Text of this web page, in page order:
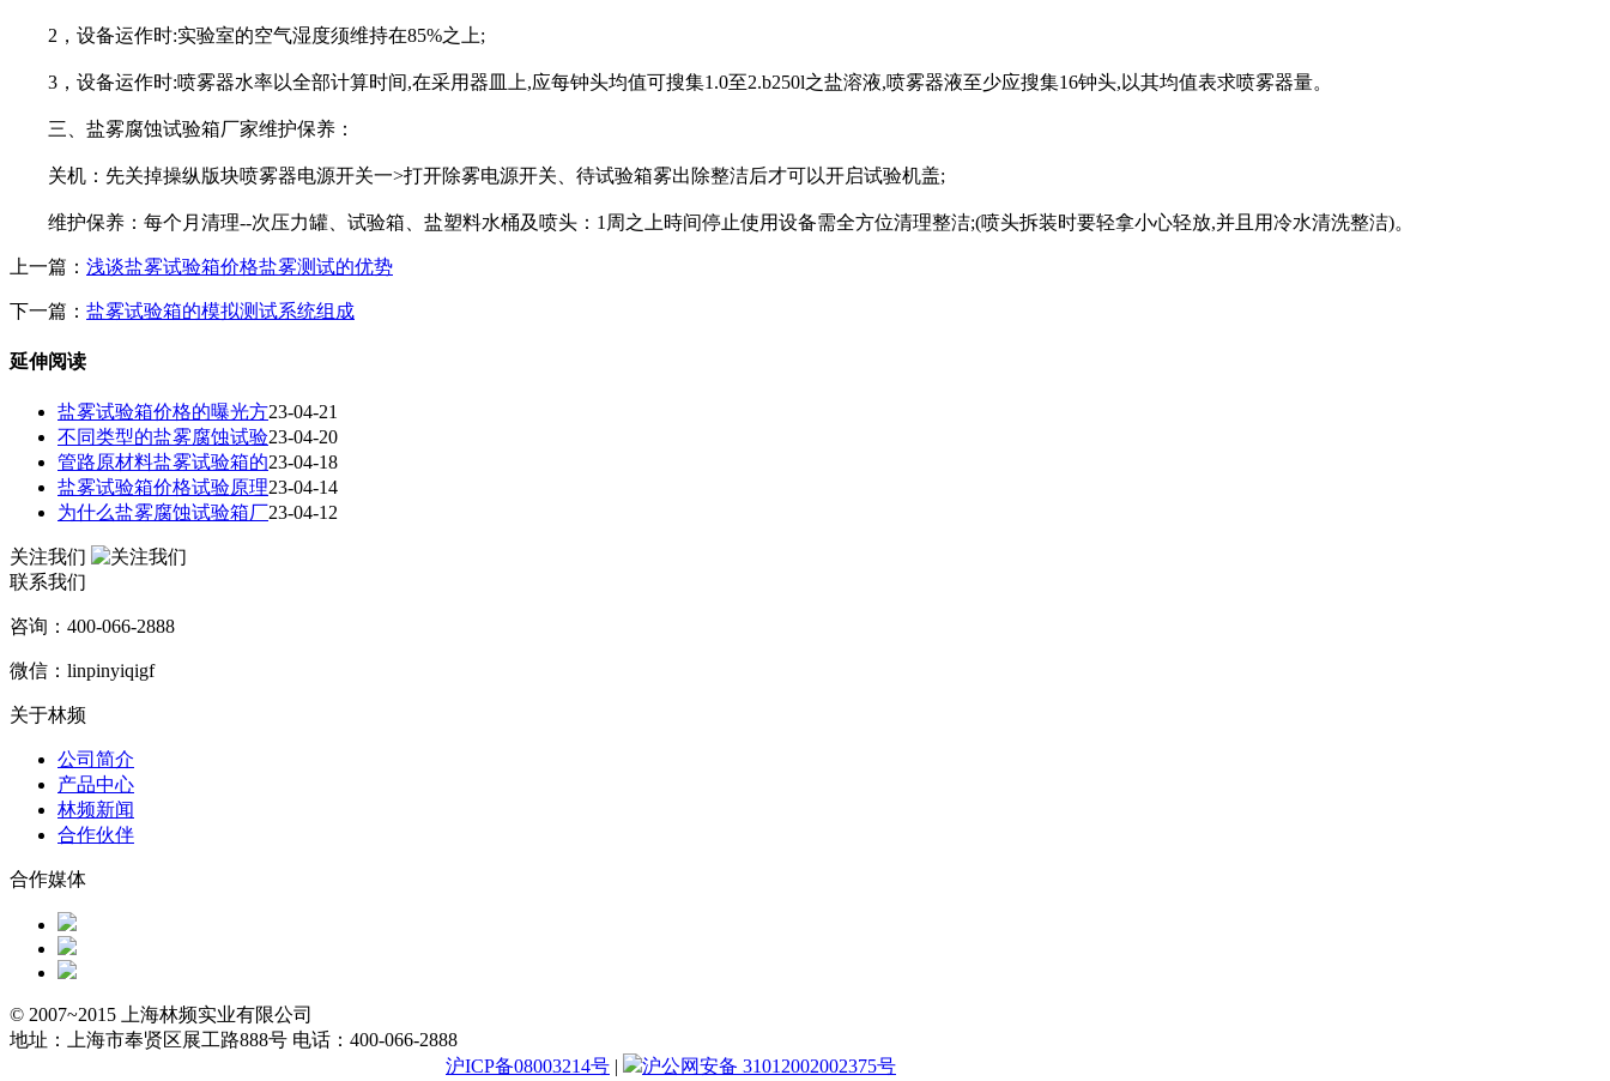
2，设备运作时:实验室的空气湿度须维持在85%之上;
3，设备运作时:喷雾器水率以全部计算时间,在采用器皿上,应每钟头均值可搜集1.0至2.b250l之盐溶液,喷雾器液至少应搜集16钟头,以其均值表求喷雾器量。
三、盐雾腐蚀试验箱厂家维护保养：
关机：先关掉操纵版块喷雾器电源开关一>打开除雾电源开关、待试验箱雾出除整洁后才可以开启试验机盖;
维护保养：每个月清理--次压力罐、试验箱、盐塑料水桶及喷头：1周之上時间停止使用设备需全方位清理整洁;(喷头拆装时要轻拿小心轻放,并且用冷水清洗整洁)。
上一篇： 浅谈盐雾试验箱价格盐雾测试的优势
下一篇： 盐雾试验箱的模拟测试系统组成
延伸阅读
盐雾试验箱价格的曝光方23-04-21
不同类型的盐雾腐蚀试验23-04-20
管路原材料盐雾试验箱的23-04-18
盐雾试验箱价格试验原理23-04-14
为什么盐雾腐蚀试验箱厂23-04-12
关注我们
联系我们
咨询：400-066-2888
微信：linpinyiqigf
关于林频
公司简介
产品中心
林频新闻
合作伙伴
合作媒体
© 2007~2015 上海林频实业有限公司
地址：上海市奉贤区展工路888号 电话：400-066-2888
沪ICP备08003214号 | 沪公网安备 31012002002375号